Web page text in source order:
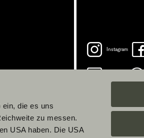
ein, die es uns
zu messen.
USA haben. Die USA
Instagram